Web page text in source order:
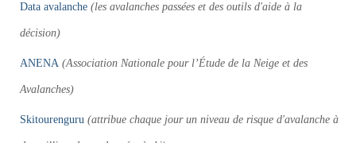
Data avalanche (les avalanches passées et des outils d'aide à la
décision)
ANENA (Association Nationale pour l’Étude de la Neige et des
Avalanches)
Skitourenguru (attribue chaque jour un niveau de risque d'avalanche à